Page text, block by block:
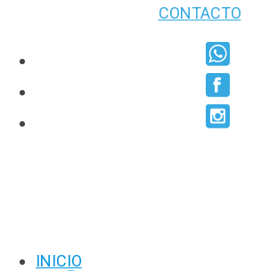
CONTACTO
INICIO